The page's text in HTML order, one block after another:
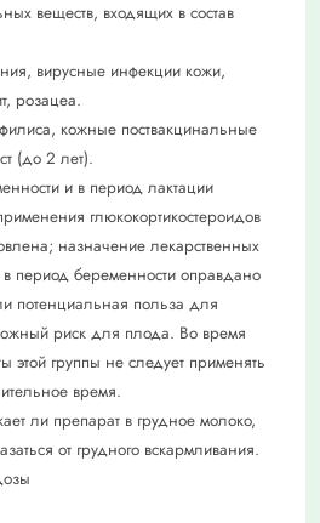
веществ, входящих в состав
вирусные инфекции кожи,
розацеа.
кожные поствакцинальные
(до 2 лет).
и в период лактации
глюкокортикостероидов
назначение лекарственных
в период беременности оправдано
потенциальная польза для
риск для плода. Во время
этой группы не следует применять
время.
ли препарат в грудное молоко,
от грудного вскармливания.